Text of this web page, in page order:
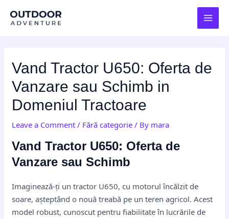
Vand Tractor U650: Oferta de
Vanzare sau Schimb in
Domeniul Tractoare
Leave a Comment / Fără categorie / By mara
Vand Tractor U650: Oferta de
Vanzare sau Schimb
Imaginează-ți un tractor U650, cu motorul încălzit de
soare, așteptând o nouă treabă pe un teren agricol. Acest
model robust, cunoscut pentru fiabilitate în lucrările de
navigation